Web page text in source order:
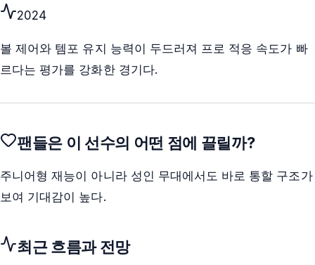
2024
볼 제어와 템포 유지 능력이 두드러져 프로 적응 속도가 빠
르다는 평가를 강화한 경기다.
팬들은 이 선수의 어떤 점에 끌릴까?
주니어형 재능이 아니라 성인 무대에서도 바로 통할 구조가
보여 기대감이 높다.
최근 흐름과 전망